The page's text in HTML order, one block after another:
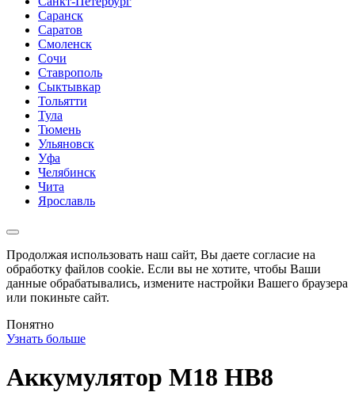
Саранск
Саратов
Смоленск
Сочи
Ставрополь
Сыктывкар
Тольятти
Тула
Тюмень
Ульяновск
Уфа
Челябинск
Чита
Ярославль
Продолжая использовать наш сайт, Вы даете согласие на
обработку файлов cookie. Если вы не хотите, чтобы Ваши
данные обрабатывались, измените настройки Вашего браузера
или покиньте сайт.
Понятно
Узнать больше
Аккумулятор M18 HB8